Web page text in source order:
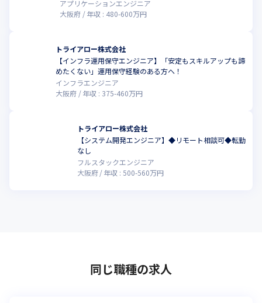
アプリケーションエンジニア
大阪府
年収 : 480-600万円
トライアロー株式会社
【インフラ運用保守エンジニア】「安定もスキルアップも諦
めたくない」運用保守経験のある方へ！
インフラエンジニア
大阪府
年収 : 375-460万円
トライアロー株式会社
【システム開発エンジニア】◆リモート相談可◆転勤
なし
フルスタックエンジニア
大阪府
年収 :500-560万円
同じ職種の求人